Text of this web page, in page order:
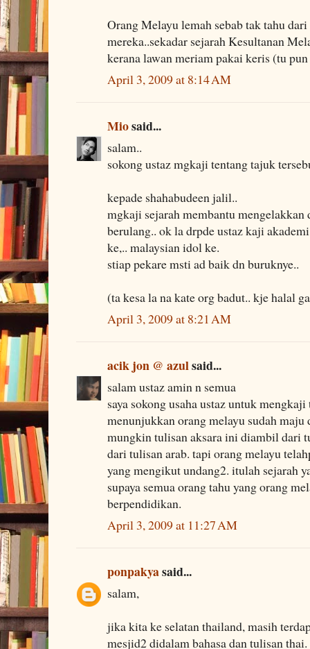
Orang Melayu lemah sebab tak tahu
mereka..sekadar sejarah Kesultanan
kerana lawan meriam pakai keris (tu
April 3, 2009 at 8:14 AM
Miosaid...
salam..
sokong ustaz mgkaji tentang tajuk
kepade shahabudeen jalil..
mgkaji sejarah membantu mengelakkan
berulang.. ok la drpde ustaz kaji
ke,.. malaysian idol ke.
stiap pekare msti ad baik dn buruknye..
(ta kesa la na kate org badut.. kje halal
April 3, 2009 at 8:21 AM
acik jon @ azulsaid...
salam ustaz amin n semua
saya sokong usaha ustaz untuk
menunjukkan orang melayu sudah maju
mungkin tulisan aksara ini diambil dari
dari tulisan arab. tapi orang melayu
yang mengikut undang2. itulah sejarah
supaya semua orang tahu yang orang
berpendidikan.
April 3, 2009 at 11:27 AM
ponpakyasaid...
salam,
jika kita ke selatan thailand, masih
mesjid2 didalam bahasa dan tulisan